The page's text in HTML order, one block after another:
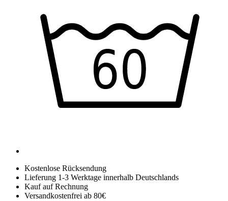
Kostenlose Rücksendung
Lieferung 1-3 Werktage innerhalb Deutschlands
Kauf auf Rechnung
Versandkostenfrei ab 80€